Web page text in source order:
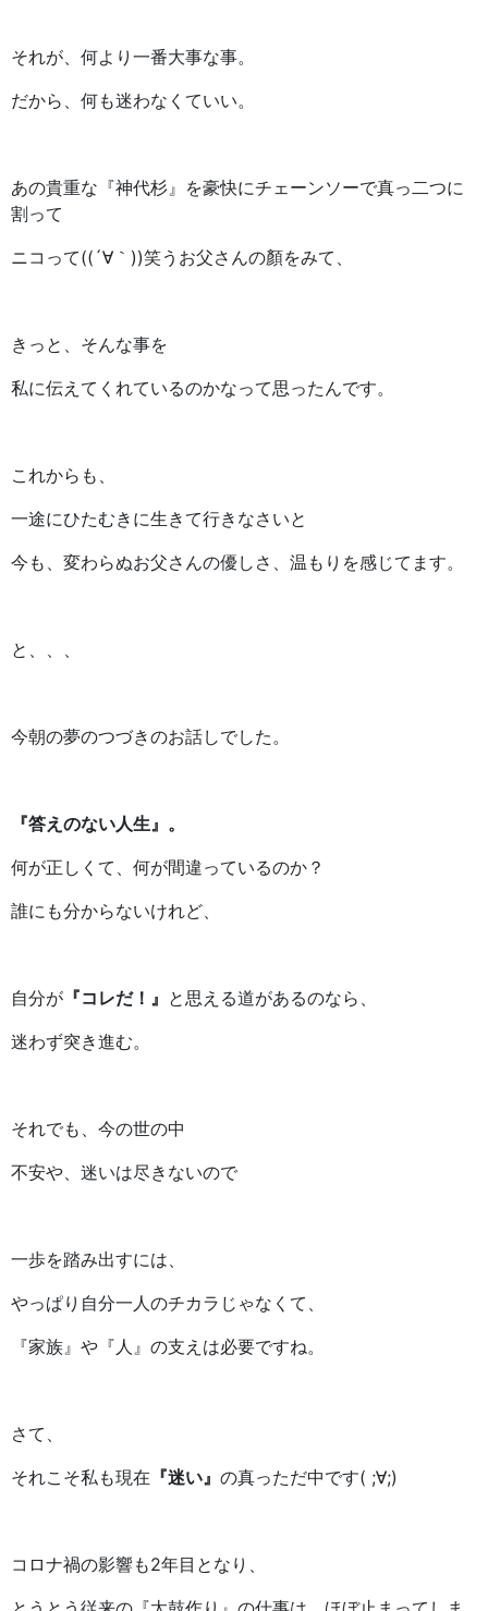
それが、何より一番大事な事。
だから、何も迷わなくていい。
あの貴重な『神代杉』を豪快にチェーンソーで真っ二つに
割って
ニコって((´∀｀))笑うお父さんの顏をみて、
きっと、そんな事を
私に伝えてくれているのかなって思ったんです。
これからも、
一途にひたむきに生きて行きなさいと
今も、変わらぬお父さんの優しさ、温もりを感じてます。
と、、、
今朝の夢のつづきのお話しでした。
『答えのない人生』。
何が正しくて、何が間違っているのか？
誰にも分からないけれど、
自分が 『コレだ！』 と思える道があるのなら、
迷わず突き進む。
それでも、今の世の中
不安や、迷いは尽きないので
一歩を踏み出すには、
やっぱり自分一人のチカラじゃなくて、
『家族』や『人』の支えは必要ですね。
さて、
それこそ私も現在 『迷い』 の真っただ中です( ;∀;)
コロナ禍の影響も2年目となり、